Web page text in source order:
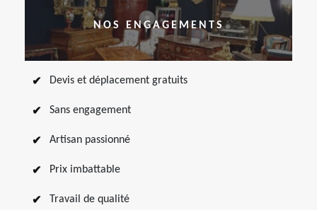
NOS ENGAGEMENTS
Devis et déplacement gratuits
Sans engagement
Artisan passionné
Prix imbattable
Travail de qualité